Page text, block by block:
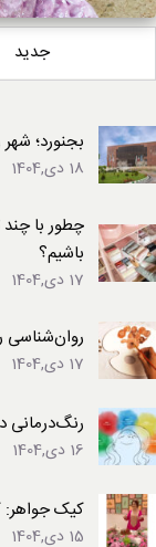
جدید
بجنورد؛
18 دی,1404
چطور با
باشیم؟
17 دی,1404
روان‌شناسی
17 دی,1404
رنگ‌درمانی
16 دی,1404
کیک جواهر: کیکی
15 دی,1404